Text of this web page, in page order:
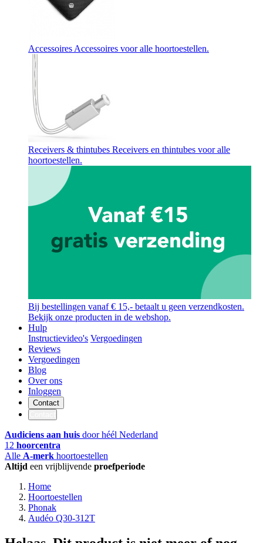
Accessoires Accessoires voor alle hoortoestellen.
Receivers & thintubes Receivers en thintubes voor alle
hoortoestellen.
Bij bestellingen vanaf € 15,- betaalt u geen verzendkosten.
Bekijk onze producten in de webshop.
Hulp
Instructievideo's Vergoedingen
Reviews
Vergoedingen
Blog
Over ons
Inloggen
Contact
Audiciens aan huis door héél Nederland
12 hoorcentra
Alle A-merk hoortoestellen
Altijd een vrijblijvende proefperiode
Home
Hoortoestellen
Phonak
Audéo Q30-312T